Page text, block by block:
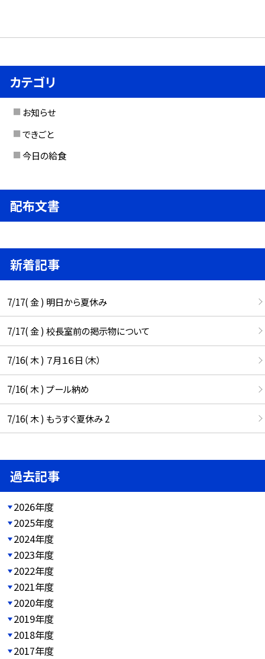
カテゴリ
お知らせ
できごと
今日の給食
配布文書
新着記事
7/17( 金 ) 明日から夏休み
7/17( 金 ) 校長室前の掲示物について
7/16( 木 ) ７月１６日（木）
7/16( 木 ) プール納め
7/16( 木 ) もうすぐ夏休み 2
過去記事
2026年度
2025年度
2024年度
2023年度
2022年度
2021年度
2020年度
2019年度
2018年度
2017年度